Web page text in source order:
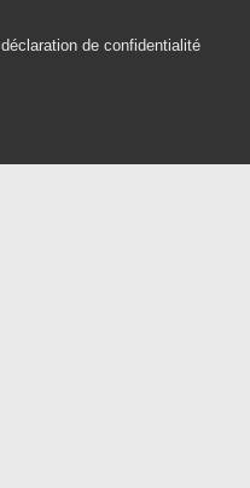
déclaration de confidentialité